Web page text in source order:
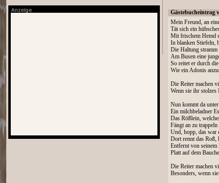
Gästebucheintrag
Mein Freund, an
Tät sich ein
Mit frischem Hemd
In blanken Stiefeln,
Die Haltung stramm
Am Busen eine
So reitet er durch
Wie ein Adonis
Die Reiter machen
Wenn sie ihr stolzes
Nun kommt da
Ein milchbeladner
Das Rößlein,
Fängt an zu
Und, hopp, das war
Dort rennt das Roß,
Entfernt von seinem
Platt auf dem
Die Reiter machen
Besonders, wenn